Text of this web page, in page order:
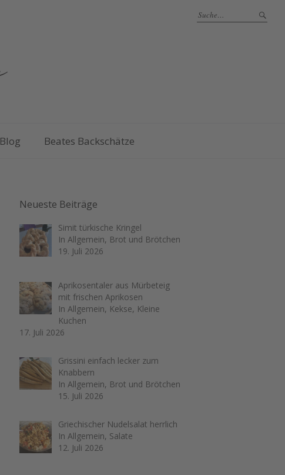
Blog Beates Backschätze
Neueste Beiträge
Simit türkische Kringel
In Allgemein, Brot und Brötchen
19. Juli 2026
Aprikosentaler aus Mürbeteig
mit frischen Aprikosen
In Allgemein, Kekse, Kleine
Kuchen
17. Juli 2026
Grissini einfach lecker zum
Knabbern
In Allgemein, Brot und Brötchen
15. Juli 2026
Griechischer Nudelsalat herrlich
In Allgemein, Salate
12. Juli 2026